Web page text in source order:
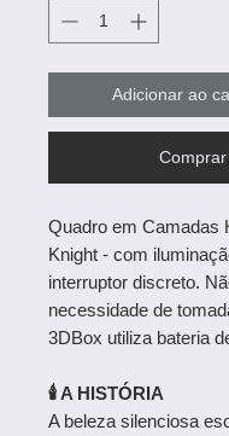
Adicionar ao
Comprar
Quadro em Camadas
Knight - com
interruptor discreto.
necessidade de
3DBox utiliza bateria
🕯️ A HISTÓRIA
A beleza silenciosa